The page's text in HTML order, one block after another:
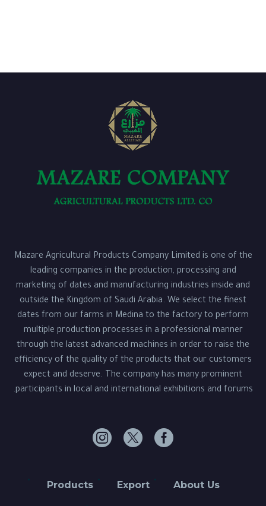
Mazare Agricultural Products Company Limited is one of the
leading companies in the production, processing and
marketing of dates and manufacturing industries inside and
outside the Kingdom of Saudi Arabia. We select the finest
dates from our farms in Medina to the factory to perform
multiple production processes in a professional manner
through the latest advanced machines in order to raise the
efficiency of the quality of the products that our customers
expect and deserve. The company has many prominent
participants in local and international exhibitions and forums.
About Us
Export
Products